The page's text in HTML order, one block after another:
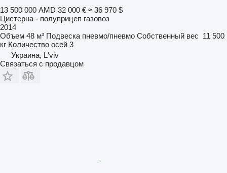
13 500 000 AMD 32 000 € ≈ 36 970 $
Цистерна - полуприцеп газовоз
2014
Объем 48 м³ Подвеска пневмо/пневмо Собственный вес 11 500
кг Количество осей 3
Украина, L'viv
Связаться с продавцом